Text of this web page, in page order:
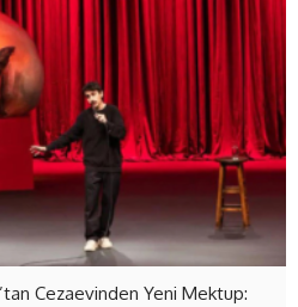
Cezaevinden Yeni Mektup: